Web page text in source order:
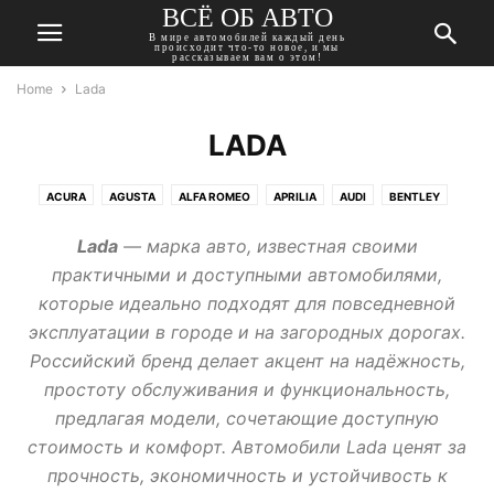
ВСЁ ОБ АВТО
В мире автомобилей каждый день
происходит что-то новое, и мы
рассказываем вам о этом!
Home Lada
LADA
ACURA AGUSTA ALFA ROMEO APRILIA AUDI BENTLEY
CITROEN DACIA DAEWOO DAIHATSU DATSUN DODGE
DONGFENG DUCATI FIAT FORD GEELY GMC
HARLEY-DAVIDSON HAVAL HONDA HUMMER HYUNDAI
INFINITI ISUZU JAGUAR JEEP KAWASAKI KIA LADA
LANCIA LAND ROVER LEXUS MASERATI MAZDA MERCEDES
MINI MITSUBISHI MOSKVICH NISSAN OPEL PEUGEOT
PONTIAC PORSCHE RENAULT ROVER SAAB SEAT SKODA
SSANGYONG SUBARU SUZUKI TATA TESLA TOYOTA
TRIUMPH VOLKSWAGEN VOLVO
Lada— марка авто, известная своими
практичными и доступными автомобилями,
которые идеально подходят для повседневной
эксплуатации в городе и на загородных дорогах.
Российский бренд делает акцент на надёжность,
простоту обслуживания и функциональность,
предлагая модели, сочетающие доступную
стоимость и комфорт. Автомобили Lada ценят за
прочность, экономичность и устойчивость к